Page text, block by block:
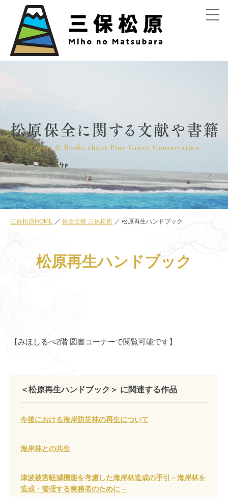
menu
三保松原HOME 保全文献 三保松原 松原再生ハンドブック
松原再生ハンドブック
【みほしるべ2階 図書コーナーで閲覧可能です】
＜松原再生ハンドブック＞ に関連する作品
今後における海岸防災林の再生について
海岸林との共生
津波被害軽減機能を考慮した海岸林造成の手引－海岸林を
造成・管理する実務者のために－